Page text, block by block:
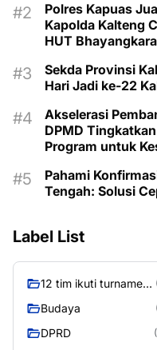
Polres Kapuas
Kapolda Kalteng
HUT
Sekda Provinsi
Hari Jadi ke-22
Akselerasi
DPMD
Program untuk
Pahami
Tengah: Solusi
Label List
12 tim ikuti turnamen
Raya
Budaya
DPRD